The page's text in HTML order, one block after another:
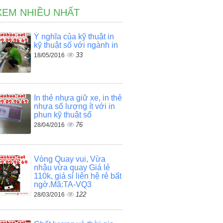
NHIỀU NHẤT
Ý nghĩa của kỹ thuật in
kỹ thuật số với ngành in
18/05/2016 33
In thẻ nhựa giữ xe, in thẻ
nhựa số lượng ít với in
phun kỹ thuật số
28/04/2016 76
Vòng Quay vui, Vừa
nhậu vừa quay Giá lẻ
110k, giá sỉ liên hệ rẻ bất
ngờ.Mã:TA-VQ3
28/03/2016 122